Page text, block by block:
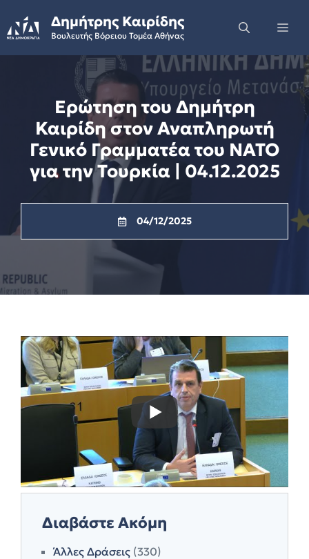
to
content
Δημήτρης Καιρίδης
Βουλευτής Βόρειου Τομέα Αθήνας
Ερώτηση του Δημήτρη
Καιρίδη στον Αναπληρωτή
Γενικό Γραμματέα του ΝΑΤΟ
για την Τουρκία | 04.12.2025
04/12/2025
Διαβάστε Ακόμη
Άλλες Δράσεις (330)